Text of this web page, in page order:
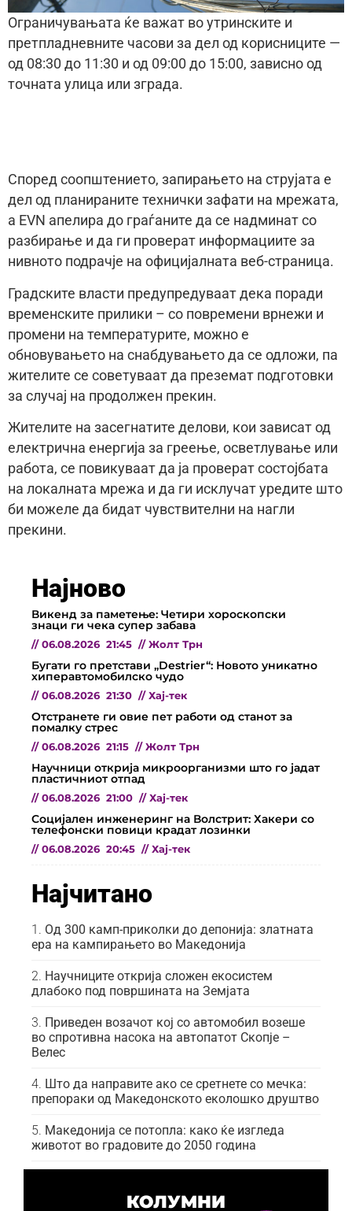
Ограничувањата ќе важат во утринските и
претпладневните часови за дел од корисниците —
од 08:30 до 11:30 и од 09:00 до 15:00, зависно од
точната улица или зграда.
Според соопштението, запирањето на струјата е
дел од планираните технички зафати на мрежата,
а EVN апелира до граѓаните да се надминат со
разбирање и да ги проверат информациите за
нивното подрачје на официјалната веб-страница.
Градските власти предупредуваат дека поради
временските прилики – со повремени врнежи и
промени на температурите, можно е
обновувањето на снабдувањето да се одложи, па
жителите се советуваат да преземат подготовки
за случај на продолжен прекин.
Жителите на засегнатите делови, кои зависат од
електрична енергија за греење, осветлување или
работа, се повикуваат да ја проверат состојбата
на локалната мрежа и да ги исклучат уредите што
би можеле да бидат чувствителни на нагли
прекини.
Најново
Викенд за паметење: Четири хороскопски
знаци ги чека супер забава
// 06.08.2026 21:45 // Жолт Трн
Бугати го претстави „Destrier“: Новото уникатно
хиперавтомобилско чудо
// 06.08.2026 21:30 // Хај-тек
Отстранете ги овие пет работи од станот за
помалку стрес
// 06.08.2026 21:15 // Жолт Трн
Научници открија микроорганизми што го јадат
пластичниот отпад
// 06.08.2026 21:00 // Хај-тек
Социјален инженеринг на Волстрит: Хакери со
телефонски повици крадат лозинки
// 06.08.2026 20:45 // Хај-тек
Најчитано
Од 300 камп-приколки до депонија: златната
ера на кампирањето во Македонија
Научниците открија сложен екосистем
длабоко под површината на Земјата
Приведен возачот кој со автомобил возеше
во спротивна насока на автопатот Скопје –
Велес
Што да направите ако се сретнете со мечка:
препораки од Македонското еколошко друштво
Македонија се потопла: како ќе изгледа
животот во градовите до 2050 година
КОЛУМНИ